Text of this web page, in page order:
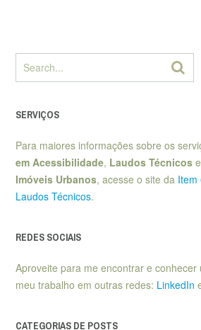
SERVIÇOS
Para maiores informações sobre os
em Acessibilidade, Laudos Técnicos e
Imóveis Urbanos, acesse o site da Item
Laudos Técnicos.
REDES SOCIAIS
Aproveite para me encontrar e conhecer
meu trabalho em outras redes: LinkedIn
CATEGORIAS DE POSTS